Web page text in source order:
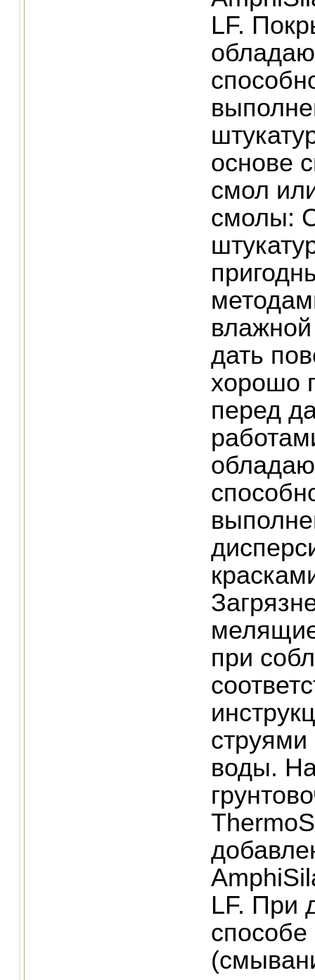
LF.
основе
смол
смолы:
дать
хорошо
перед
при
воды.
LF. При
способе